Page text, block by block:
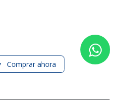
Comprar ahora